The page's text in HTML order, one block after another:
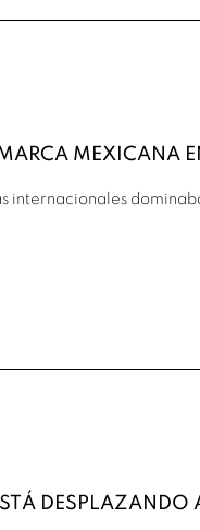
MEXICANA
internacionales
DESPLAZANDO